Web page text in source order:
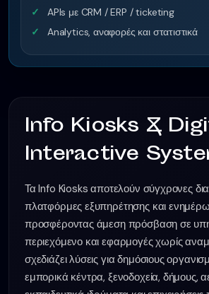
APIs με CRM / ERP / ticketing
Analytics, αναφορές και στατιστικά
Info Kiosks &
Interactive
Τα Info Kiosks αποτελούν σύγχρονες
πλατφόρμες εξυπηρέτησης και
προσφέροντας άμεση πρόσβαση σε
περιεχόμενο και εφαρμογές χωρίς
σχεδιάζει λύσεις για δημόσιους
εμπορικά κέντρα, ξενοδοχεία, δήμους,